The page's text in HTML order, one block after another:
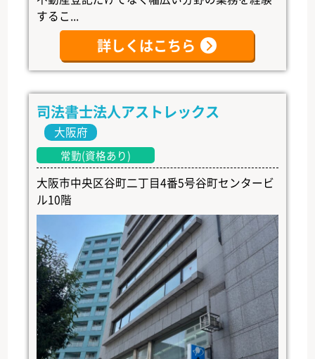
するこ...
詳しくはこちら
司法書士法人アストレックス
大阪府
常勤(資格あり)
大阪市中央区谷町二丁目4番5号谷町センタービ
ル10階